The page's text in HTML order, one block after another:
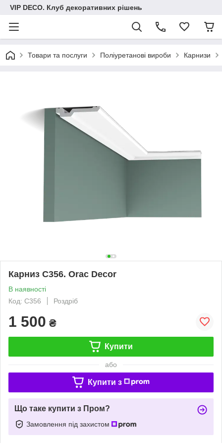
VIP DECO. Клуб декоративних рішень
Товари та послуги Поліуретанові вироби Карнизи
Карниз C356. Orac Decor
В наявності
Код: C356
Роздріб
1 500 ₴
Купити
або
Купити з
Що таке купити з Пром?
Замовлення під захистом